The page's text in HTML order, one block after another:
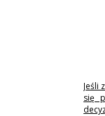
Jeśli
się